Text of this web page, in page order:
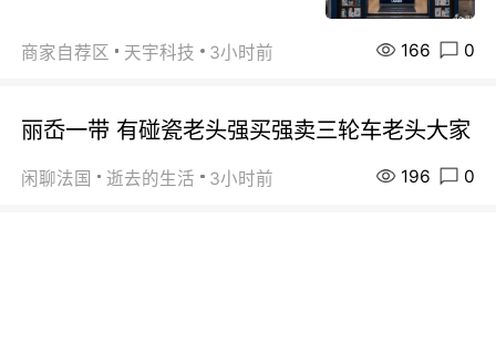
商家自荐区 天宇科技 3小时前 166 0
丽岙一带 有碰瓷老头强买强卖三轮车老头大家
闲聊法国 逝去的生活 3小时前 196 0